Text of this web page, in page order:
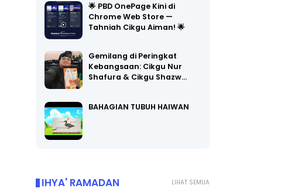
🌟 PBD OnePage Kini di
Chrome Web Store —
Tahniah Cikgu Aiman! 🌟
Gemilang di Peringkat
Kebangsaan: Cikgu Nur
Shafura & Cikgu Shazw…
BAHAGIAN TUBUH HAIWAN
LIHAT SEMUA
IHYA' RAMADAN